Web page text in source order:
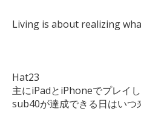
Living is about realizing
Hat23
主にiPadとiPhoneでプレイし
sub40が達成できる日はいつ